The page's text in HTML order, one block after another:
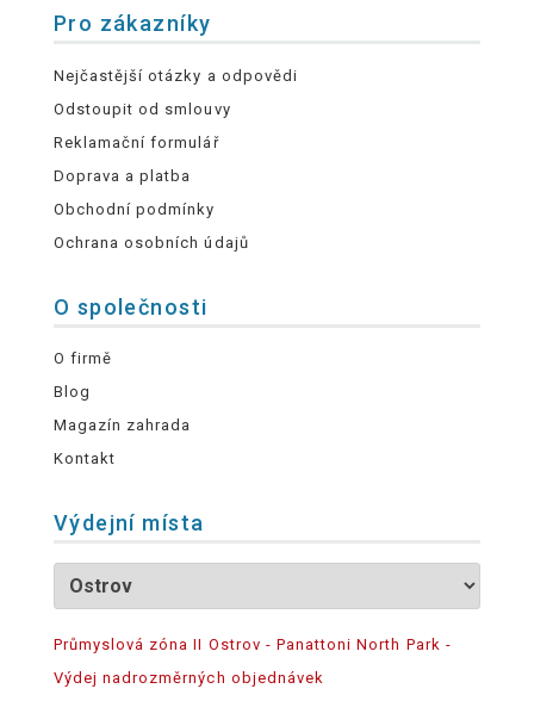
Pro zákazníky
Nejčastější otázky a odpovědi
Odstoupit od smlouvy
Reklamační formulář
Doprava a platba
Obchodní podmínky
Ochrana osobních údajů
O společnosti
O firmě
Blog
Magazín zahrada
Kontakt
Výdejní místa
Průmyslová zóna II Ostrov - Panattoni North Park -
Výdej nadrozměrných objednávek